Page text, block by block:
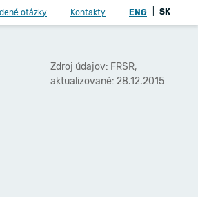
otázky Kontakty ENG SK
Zdroj údajov: FRSR,
aktualizované: 28.12.2015